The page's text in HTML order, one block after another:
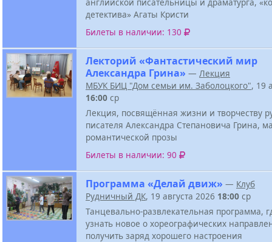
детектива» Агаты Кристи
Билеты в наличии: 130
Лекторий «Фантастический мир
Александра Грина» — Лекция
МБУК БИЦ "Дом семьи им. Заболоцкого", 19
16:00 ср
Лекция, посвящённая жизни и творчеству
писателя Александра Степановича Грина,
романтической прозы
Билеты в наличии: 90
Программа «Делай движ» — Клуб
Рудничный ДК, 19 августа 2026 18:00 ср
Танцевально-развлекательная программа,
узнать новое о хореографических
получить заряд хорошего настроения